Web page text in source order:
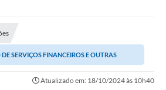
SERVIÇOS FINANCEIROS E OUTRAS
Atualizado em: 18/10/2024 às 10h40